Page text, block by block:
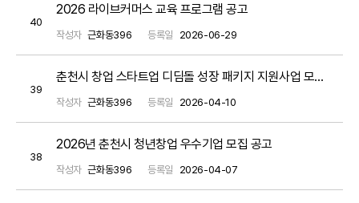
40
2026 라이브커머스 교육 프로그램 공고
작성자 근화동396 등록일 2026-06-29
39
춘천시 창업 스타트업 디딤돌 성장 패키지 지원사업 모집 공고(~ 5월 8일 금 까지)
작성자 근화동396 등록일 2026-04-10
38
2026년 춘천시 청년창업 우수기업 모집 공고
작성자 근화동396 등록일 2026-04-07